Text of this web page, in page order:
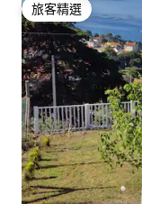
旅客精選
旅客精選